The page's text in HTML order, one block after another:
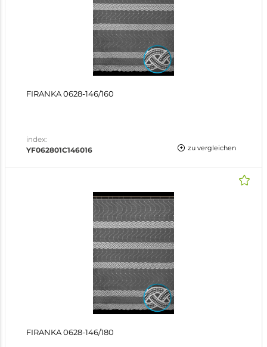
FIRANKA 0628-146/160
index:
YF062801C146016
zu vergleichen
FIRANKA 0628-146/180